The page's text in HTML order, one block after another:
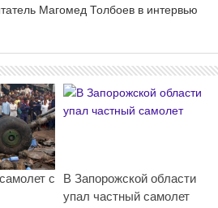
Магомед Толбоев в интервью
с
В Запорожской области
упал частный самолет